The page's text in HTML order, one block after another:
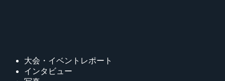
大会・イベントレポート
インタビュー